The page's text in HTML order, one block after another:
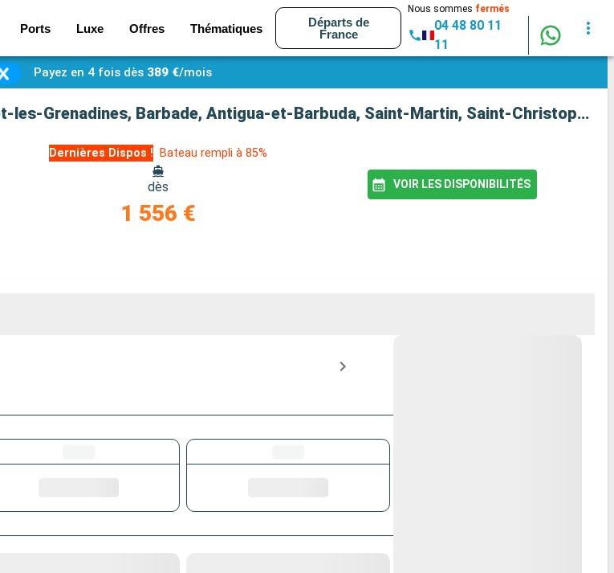
Ports Luxe Offres Thématiques
Départs de
France
Nous sommes fermés
04 48 80 11
11
Payez en 4 fois dès 389 €/mois
Croisière MSC Meraviglia : France, Portugal, Saint Vincent-et-les-Grenadines, Barbade, Antigua-et-Barbuda, Saint-Martin, Saint-Christophe-et-Niévès, Dominique, Martinique, Guadeloupe au départ de Le Havre
Dernières Dispos ! Bateau rempli à 85%
dès
1 556 €
VOIR LES DISPONIBILITÉS